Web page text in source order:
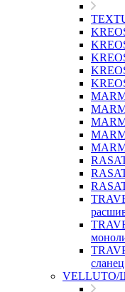
сланец
VELLUTO/